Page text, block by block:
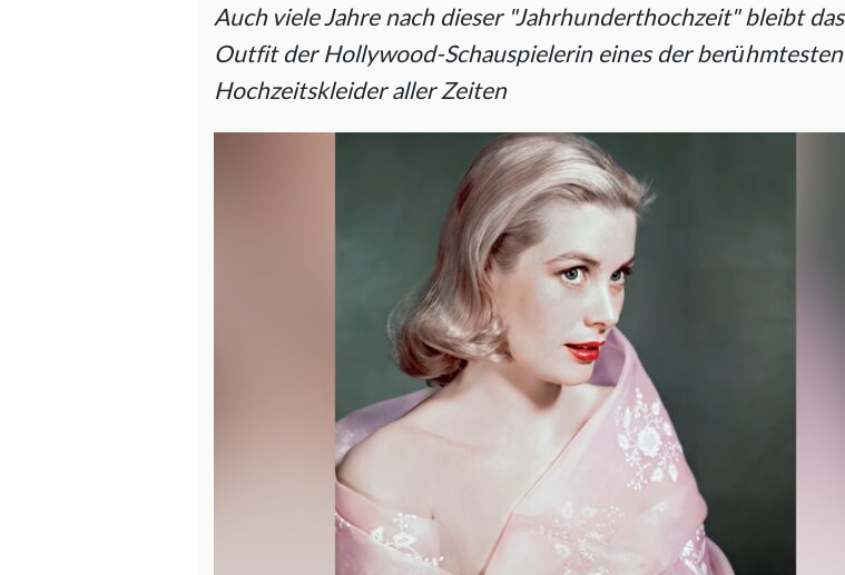
Auch viele Jahre nach dieser "Jahrhunderthochzeit" bleibt das
Outfit der Hollywood-Schauspielerin eines der berühmtesten
Hochzeitskleider aller Zeiten